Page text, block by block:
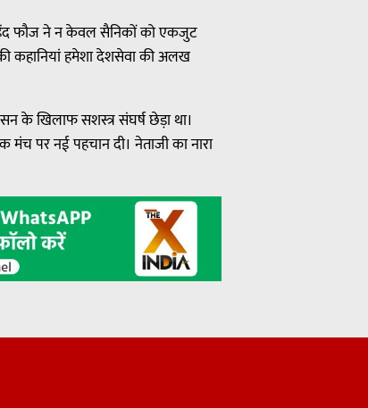
हिंद फौज ने न केवल सैनिकों को एकजुट
कहानियां हमेशा देशसेवा की अलख
के खिलाफ सशस्त्र संघर्ष छेड़ा था।
पर नई पहचान दी। नेताजी का नारा